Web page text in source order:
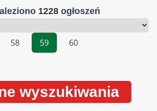
1228 ogłoszeń
58
59 60
wyszukiwania